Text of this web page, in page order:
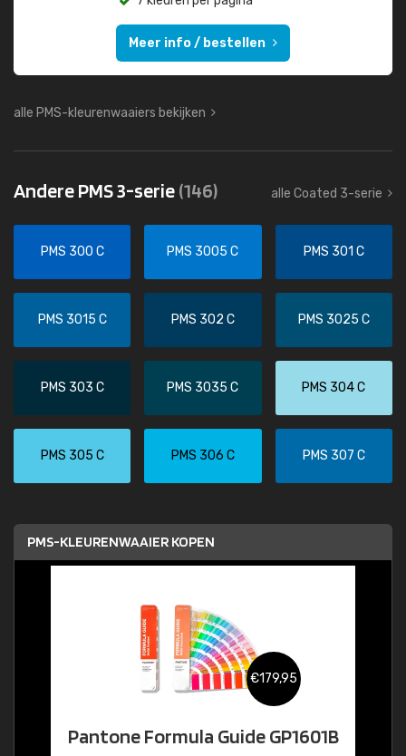
Meer info / bestellen
alle PMS-kleurenwaaiers bekijken
Andere PMS 3-serie(146) alle Coated 3-serie
PMS 300 C PMS 3005 C PMS 301 C
PMS 3015 C PMS 302 C PMS 3025 C
PMS 303 C PMS 3035 C PMS 304 C
PMS 305 C PMS 306 C PMS 307 C
PMS-KLEURENWAAIER KOPEN
€179,95
Pantone Formula Guide GP1601B